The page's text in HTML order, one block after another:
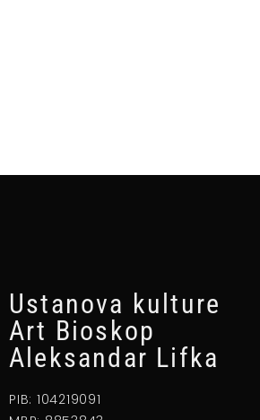
Ustanova kulture
Art Bioskop
Aleksandar Lifka
PIB: 104219091